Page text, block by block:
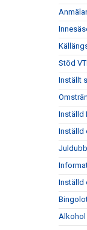
Stöd
Inställt
Inställd
Inställd
Inställd